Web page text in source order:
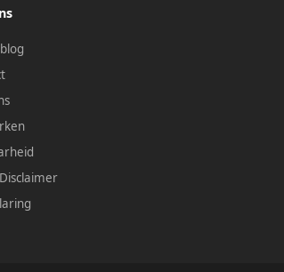
Disclaimer